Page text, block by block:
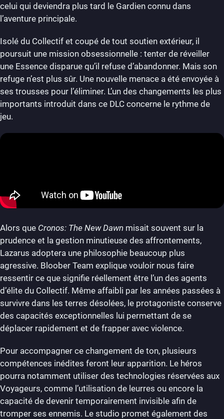
celui qui deviendra plus tard le Gardien connu dans
l’aventure principale.
Isolé du Collectif et coupé de tout soutien extérieur, il
poursuit une mission obsessionnelle : tenter de réveiller
une Essence disparue qu’il refuse d’abandonner. Mais son
refuge n’est plus sûr. Une nouvelle menace a été envoyée à
ses trousses pour l’éliminer. L’un des changements les plus
importants introduit dans ce DLC concerne le rythme de
jeu.
Alors que Cronos: The New Dawn misait souvent sur la
prudence et la gestion minutieuse des affrontements,
Lazarus adoptera une philosophie beaucoup plus
agressive. Bloober Team explique vouloir nous faire
ressentir ce que signifie réellement être l’un des agents
d’élite du Collectif. Même affaibli par les années passées à
survivre dans les terres désolées, le protagoniste conserve
des capacités exceptionnelles lui permettant de se
déplacer rapidement et de frapper avec violence.
Pour accompagner ce changement de ton, plusieurs
compétences inédites feront leur apparition. Le héros
pourra notamment utiliser des technologies réservées aux
Voyageurs, comme l’utilisation de leurres ou encore la
capacité de devenir temporairement invisible afin de
tromper ses ennemis. Le studio promet également des